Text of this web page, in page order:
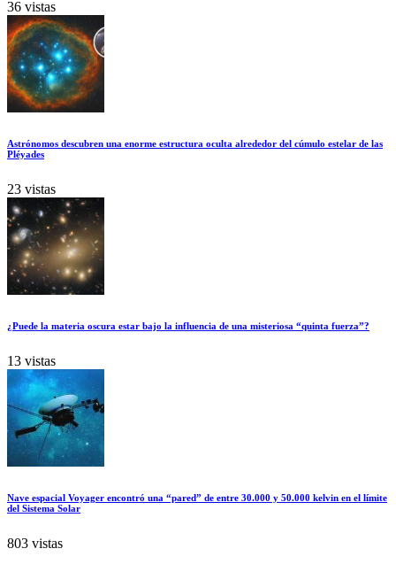
36 vistas
Astrónomos descubren una enorme estructura oculta alrededor del cúmulo estelar de las
Pléyades
23 vistas
¿Puede la materia oscura estar bajo la influencia de una misteriosa “quinta fuerza”?
13 vistas
Nave espacial Voyager encontró una “pared” de entre 30.000 y 50.000 kelvin en el límite
del Sistema Solar
803 vistas